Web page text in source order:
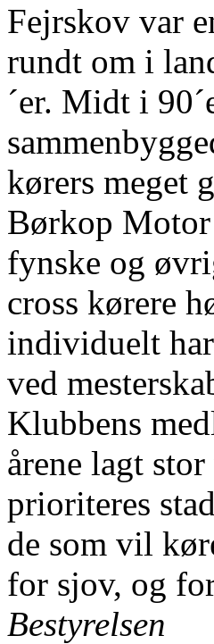
Fejrskov var
rundt om i
´er. Midt i
kørers meget
Børkop Motor
fynske og
cross kørere
individuelt
ved
Klubbens
årene lagt
prioriteres
de som vil
for sjov, og
Bestyrelsen